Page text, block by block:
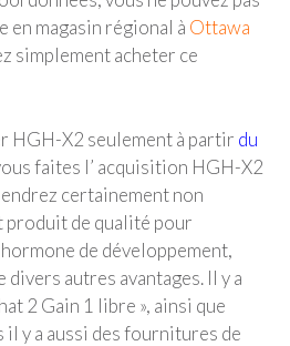
en magasin régional à Ottawa
simplement acheter ce
HGH-X2 seulement à partir du
faites l’ acquisition HGH-X2
certainement non
produit de qualité pour
de développement,
divers autres avantages. Il y a
2 Gain 1 libre », ainsi que
il y a aussi des fournitures de